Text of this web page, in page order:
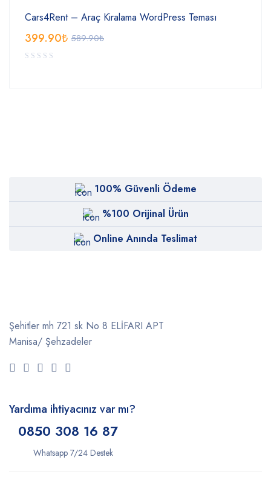
Cars4Rent – Araç Kiralama WordPress Teması
589.90₺
399.90₺
100% Güvenli Ödeme
%100 Orijinal Ürün
Online Anında Teslimat
Şehitler mh 721 sk No 8 ELİFARI APT
Manisa/ Şehzadeler
Yardıma ihtiyacınız var mı?
0850 308 16 87
Whatsapp 7/24 Destek